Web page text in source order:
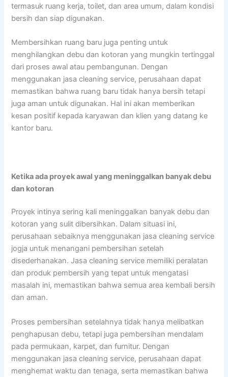
termasuk ruang kerja, toilet, dan area umum, dalam kondisi
bersih dan siap digunakan.
Membersihkan ruang baru juga penting untuk
menghilangkan debu dan kotoran yang mungkin tertinggal
dari proses awal atau pembangunan. Dengan
menggunakan jasa cleaning service, perusahaan dapat
memastikan bahwa ruang baru tidak hanya bersih tetapi
juga aman untuk digunakan. Hal ini akan memberikan
kesan positif kepada karyawan dan klien yang datang ke
kantor baru.
Ketika ada proyek awal yang meninggalkan banyak debu
dan kotoran
Proyek intinya sering kali meninggalkan banyak debu dan
kotoran yang sulit dibersihkan. Dalam situasi ini,
perusahaan sebaiknya menggunakan jasa cleaning service
jogja untuk menangani pembersihan setelah
disederhanakan. Jasa cleaning service memiliki peralatan
dan produk pembersih yang tepat untuk mengatasi
masalah ini, memastikan bahwa semua area kembali bersih
dan aman.
Proses pembersihan setelahnya tidak hanya melibatkan
penghapusan debu, tetapi juga pembersihan mendalam
pada permukaan, karpet, dan furnitur. Dengan
menggunakan jasa cleaning service, perusahaan dapat
menghemat waktu dan tenaga, serta memastikan bahwa